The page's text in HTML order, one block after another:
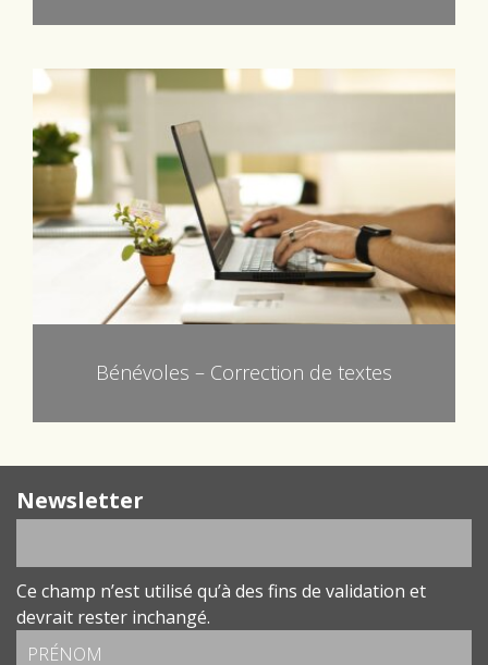
Bénévoles – Correction de textes
Newsletter
Ce champ n’est utilisé qu’à des fins de validation et
devrait rester inchangé.